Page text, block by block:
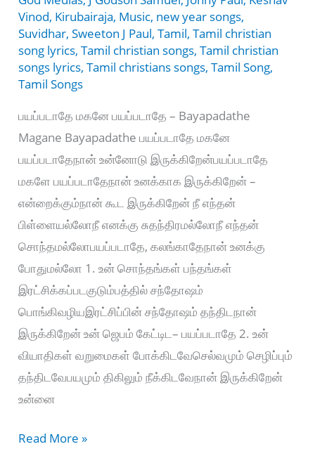
Vinod, Kirubairaja, Music, new year songs,
Suvidhar,Sweeton J Paul,Tamil,Tamil christian
song lyrics,Tamil christian songs,Tamil christian
songs lyrics,Tamil christians songs,Tamil Song,
Tamil Songs
பயப்படாதே மகனே பயப்படாதே – Bayapadathe
Magane Bayapadathe பயப்படாதே மகனே
பயப்படாதேநான் உன்னோடு இருக்கிறேன்பயப்படாதே
மகளே பயப்படாதேநான் உனக்காக இருக்கிறேன் –
என்றைக்கும்நான் கூட இருக்கிறேன் நீ எந்தன்
பிள்ளையல்லோநீ எனக்கு சுதந்திரமல்லோநீ எந்தன்
சொந்தமல்லோபயப்படாதே, கலங்காதேநான் உனக்கு
போதுமல்லோ 1. உன் சொந்தங்கள் பந்தங்கள்
இரட்சிக்கப்படகுடும்பத்தில் சந்தோஷம்
பொங்கிவழியஇரட்சிப்பின் சந்தோஷம் தந்திடநான்
இருக்கிறேன் உன் ஜெபம் கேட்டிட– பயப்படாதே 2. உன்
வியாதிகள் வறுமைகள் போக்கிடவேசெல்வமும் செழிப்பும்
தந்திடவேபயமும் திகிலும் நீக்கிடவேநான் இருக்கிறேன்
உன்னை
பயப்படாதே
Read More »